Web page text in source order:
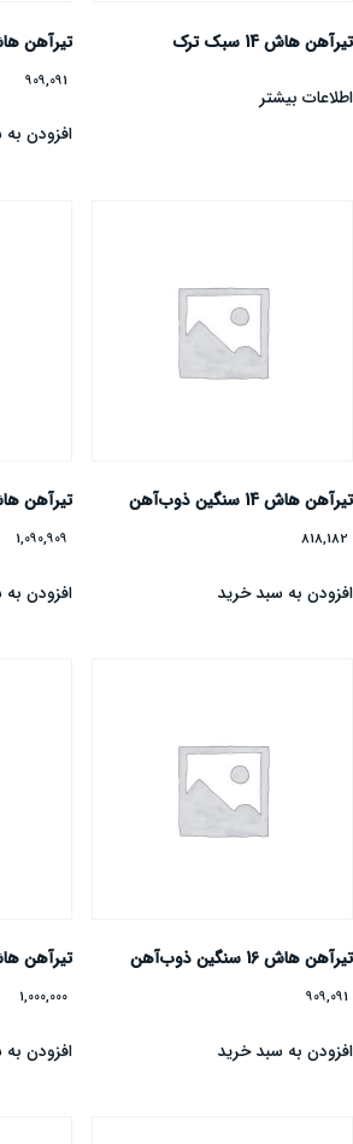
هاش 14 سبک ترک
بیشتر
تیرآهن هاش 14 سبک
909,091
افزودن
هاش 14 سنگین ذوب‌آهن
به سبد خرید
تیرآهن هاش 16 سبک
1,090,909
افزودن
هاش 16 سنگین ذوب‌آهن
به سبد خرید
تیرآهن هاش 18 سبک
1,000,000
افزودن